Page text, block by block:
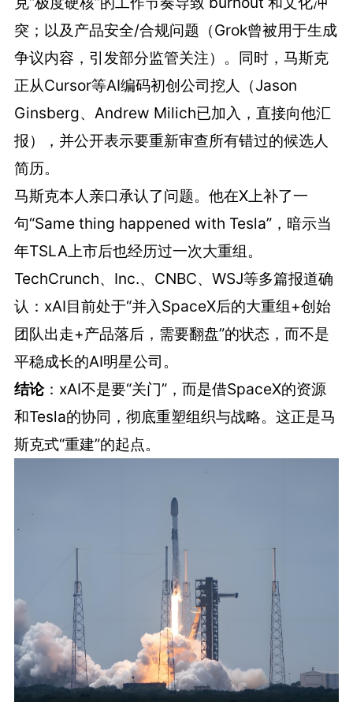
突；以及产品安全/合规问题（Grok曾被用于生成
争议内容，引发部分监管关注）。同时，马斯克
正从Cursor等AI编码初创公司挖人（Jason
Ginsberg、Andrew Milich已加入，直接向他汇
报），并公开表示要重新审查所有错过的候选人
简历。
马斯克本人亲口承认了问题。他在X上补了一
句“Same thing happened with Tesla”，暗示当
年TSLA上市后也经历过一次大重组。
TechCrunch、Inc.、CNBC、WSJ等多篇报道确
认：xAI目前处于“并入SpaceX后的大重组+创始
团队出走+产品落后，需要翻盘”的状态，而不是
平稳成长的AI明星公司。
结论：xAI不是要“关门”，而是借SpaceX的资源
和Tesla的协同，彻底重塑组织与战略。这正是马
斯克式“重建”的起点。